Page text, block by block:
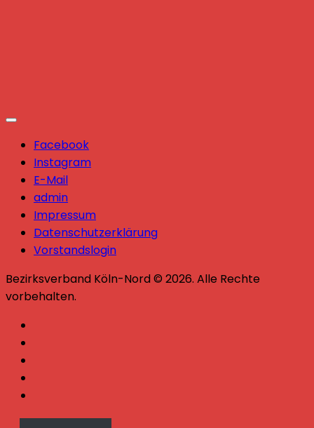
Facebook
Instagram
E-Mail
admin
Impressum
Datenschutzerklärung
Vorstandslogin
Bezirksverband Köln-Nord © 2026. Alle Rechte
vorbehalten.